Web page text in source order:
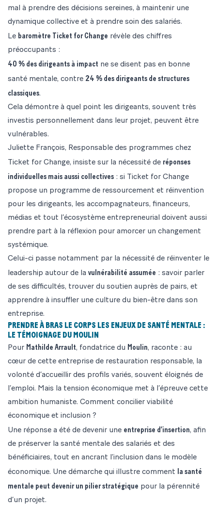
mal à prendre des décisions sereines, à maintenir une
dynamique collective et à prendre soin des salariés.
Le baromètre Ticket for Change révèle des chiffres
préoccupants :
40 % des dirigeants à impact ne se disent pas en bonne
santé mentale, contre 24 % des dirigeants de structures
classiques.
Cela démontre à quel point les dirigeants, souvent très
investis personnellement dans leur projet, peuvent être
vulnérables.
Juliette François, Responsable des programmes chez
Ticket for Change, insiste sur la nécessité de réponses
individuelles mais aussi collectives : si Ticket for Change
propose un programme de ressourcement et réinvention
pour les dirigeants, les accompagnateurs, financeurs,
médias et tout l’écosystème entrepreneurial doivent aussi
prendre part à la réflexion pour amorcer un changement
systémique.
Celui-ci passe notamment par la nécessité de réinventer le
leadership autour de la vulnérabilité assumée : savoir parler
de ses difficultés, trouver du soutien auprès de pairs, et
apprendre à insuffler une culture du bien-être dans son
entreprise.
PRENDRE À BRAS LE CORPS LES ENJEUX DE SANTÉ MENTALE :
LE TÉMOIGNAGE DU MOULIN
Pour Mathilde Arrault, fondatrice du Moulin, raconte : au
cœur de cette entreprise de restauration responsable, la
volonté d’accueillir des profils variés, souvent éloignés de
l’emploi. Mais la tension économique met à l’épreuve cette
ambition humaniste. Comment concilier viabilité
économique et inclusion ?
Une réponse a été de devenir une entreprise d’insertion, afin
de préserver la santé mentale des salariés et des
bénéficiaires, tout en ancrant l’inclusion dans le modèle
économique. Une démarche qui illustre comment la santé
mentale peut devenir un pilier stratégique pour la pérennité
d’un projet.